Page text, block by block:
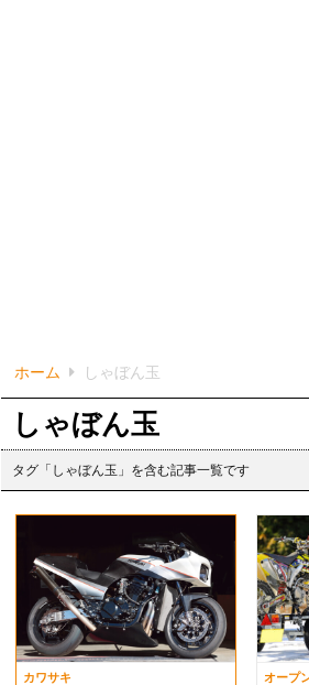
ホーム しゃぼん玉
しゃぼん玉
タグ「しゃぼん玉」を含む記事一覧です
カワサキ オープ